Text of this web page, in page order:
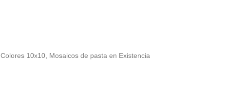
Colores 10x10, Mosaicos de pasta en Existencia